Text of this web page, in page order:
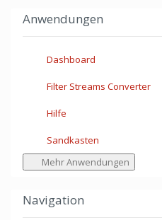
Anwendungen
Dashboard
Filter Streams Converter
Hilfe
Sandkasten
Mehr Anwendungen
Navigation